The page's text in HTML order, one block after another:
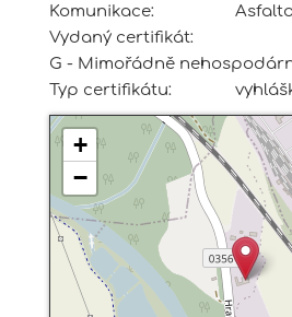
Komunikace:
Vydaný certifikát:
G - Mimořádně
Typ certifikátu:
+
−